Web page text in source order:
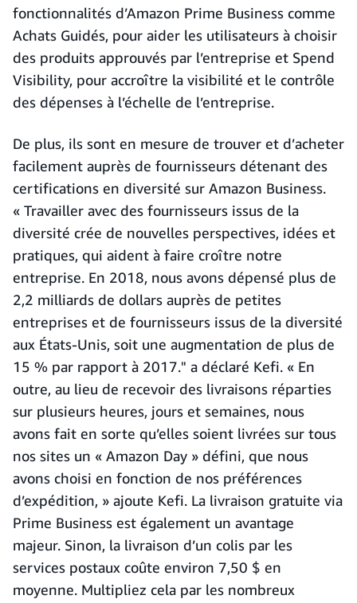
fonctionnalités d’Amazon Prime Business comme
Achats Guidés, pour aider les utilisateurs à choisir
des produits approuvés par l’entreprise et Spend
Visibility, pour accroître la visibilité et le contrôle
des dépenses à l’échelle de l’entreprise.
De plus, ils sont en mesure de trouver et d’acheter
facilement auprès de fournisseurs détenant des
certifications en diversité sur Amazon Business.
« Travailler avec des fournisseurs issus de la
diversité crée de nouvelles perspectives, idées et
pratiques, qui aident à faire croître notre
entreprise. En 2018, nous avons dépensé plus de
2,2 milliards de dollars auprès de petites
entreprises et de fournisseurs issus de la diversité
aux États-Unis, soit une augmentation de plus de
15 % par rapport à 2017." a déclaré Kefi. « En
outre, au lieu de recevoir des livraisons réparties
sur plusieurs heures, jours et semaines, nous
avons fait en sorte qu’elles soient livrées sur tous
nos sites un « Amazon Day » défini, que nous
avons choisi en fonction de nos préférences
d’expédition, » ajoute Kefi. La livraison gratuite via
Prime Business est également un avantage
majeur. Sinon, la livraison d’un colis par les
services postaux coûte environ 7,50 $ en
moyenne. Multipliez cela par les nombreux